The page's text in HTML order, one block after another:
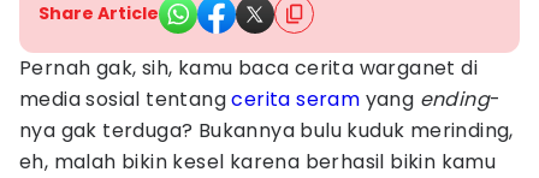
Share Article
Pernah gak, sih, kamu baca cerita warganet di
media sosial tentangcerita seram yang ending-
nya gak terduga? Bukannya bulu kuduk merinding,
eh, malah bikin kesel karena berhasil bikin kamu